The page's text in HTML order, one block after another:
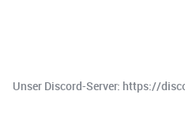
Unser Discord-Server: https://